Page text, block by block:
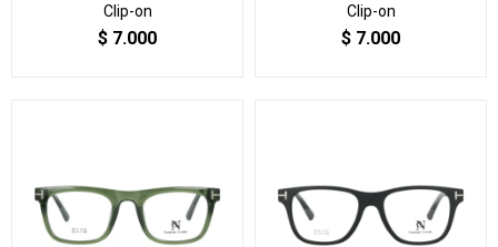
Clip-on
$ 7.000
Clip-on
$ 7.000